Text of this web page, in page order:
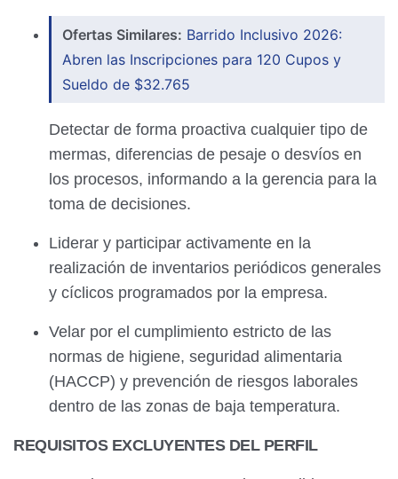
Ofertas Similares: Barrido Inclusivo 2026:
Abren las Inscripciones para 120 Cupos y
Sueldo de $32.765
Detectar de forma proactiva cualquier tipo de
mermas, diferencias de pesaje o desvíos en
los procesos, informando a la gerencia para la
toma de decisiones.
Liderar y participar activamente en la
realización de inventarios periódicos generales
y cíclicos programados por la empresa.
Velar por el cumplimiento estricto de las
normas de higiene, seguridad alimentaria
(HACCP) y prevención de riesgos laborales
dentro de las zonas de baja temperatura.
REQUISITOS EXCLUYENTES DEL PERFIL